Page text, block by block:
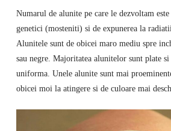
Numarul de alunite pe care le dezvoltam
genetici (mosteniti) si de expunerea la
Alunitele sunt de obicei maro mediu spre
sau negre. Majoritatea alunitelor sunt plate
uniforma. Unele alunite sunt mai
obicei moi la atingere si de culoare mai